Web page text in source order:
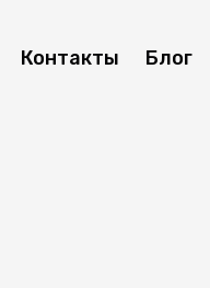
Контакты Блог